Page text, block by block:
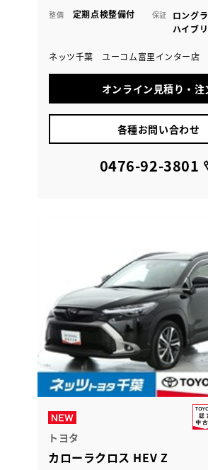
整備 定期点検整備付 保証
ロング
ハイブ
ネッツ千葉 ユーコム富里インター店
オンライン見積り・注
各種お問い合わせ
0476-92-3801
トヨタ
カローラクロス HEV Z